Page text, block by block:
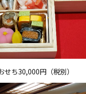
ち30,000円（税別）